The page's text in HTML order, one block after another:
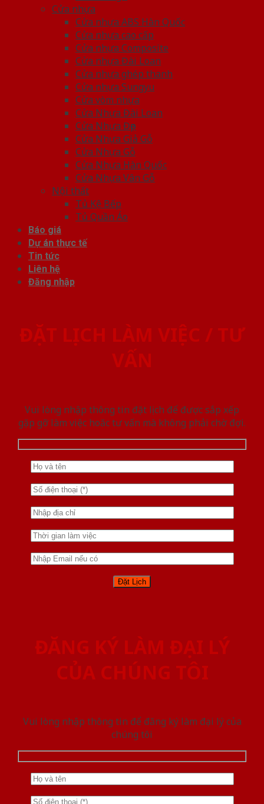
Cửa nhựa
Cửa nhựa ABS Hàn Quốc
Cửa nhựa cao cấp
Cửa nhựa Composite
Cửa nhựa Đài Loan
Cửa nhựa ghép thanh
Cửa nhựa Sungyu
Cửa vòm nhựa
Cửa Nhựa Đài Loan
Cửa Nhựa Đẹp
Cửa Nhựa Giả Gỗ
Cửa Nhựa Gỗ
Cửa Nhựa Hàn Quốc
Cửa Nhựa Vân Gỗ
Nội thất
Tủ Kệ Bếp
Tủ Quần Áo
Báo giá
Dự án thực tế
Tin tức
Liên hệ
Đăng nhập
ĐẶT LỊCH LÀM VIỆC / TƯ
VẤN
Vui lòng nhập thông tin đặt lịch để được sắp xếp
gặp gỡ làm việc hoăc tư vấn mà không phải chờ đợi.
ĐĂNG KÝ LÀM ĐẠI LÝ
CỦA CHÚNG TÔI
Vui lòng nhập thông tin để đăng ký làm đại lý của
chúng tôi